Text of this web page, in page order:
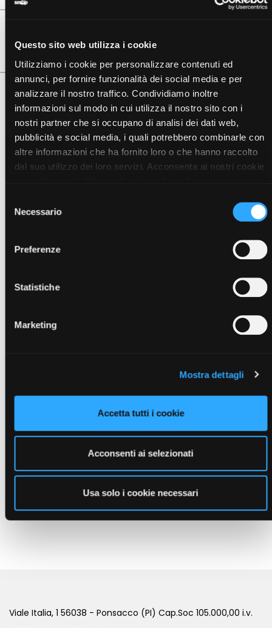
Questo sito web utilizza i cookie
Utilizziamo i cookie per personalizzare contenuti ed
annunci, per fornire funzionalità dei social media e per
analizzare il nostro traffico. Condividiamo inoltre
informazioni sul modo in cui utilizza il nostro sito con i
nostri partner che si occupano di analisi dei dati web,
pubblicità e social media, i quali potrebbero combinarle con
altre informazioni che ha fornito loro o che hanno raccolto
dal suo utilizzo dei loro servizi. Acconsenta ai nostri cookie
delNecessario
Preferenze
Statistiche
Marketing
Mostra dettagli
Accetta tutti i cookie
Acconsenti ai selezionati
Usa solo i cookie necessari
Visualizza articoli della stessa
EXVASI
Viale Italia, 1 56038 - Ponsacco (PI) Cap.Soc 105.000,00 i.v.